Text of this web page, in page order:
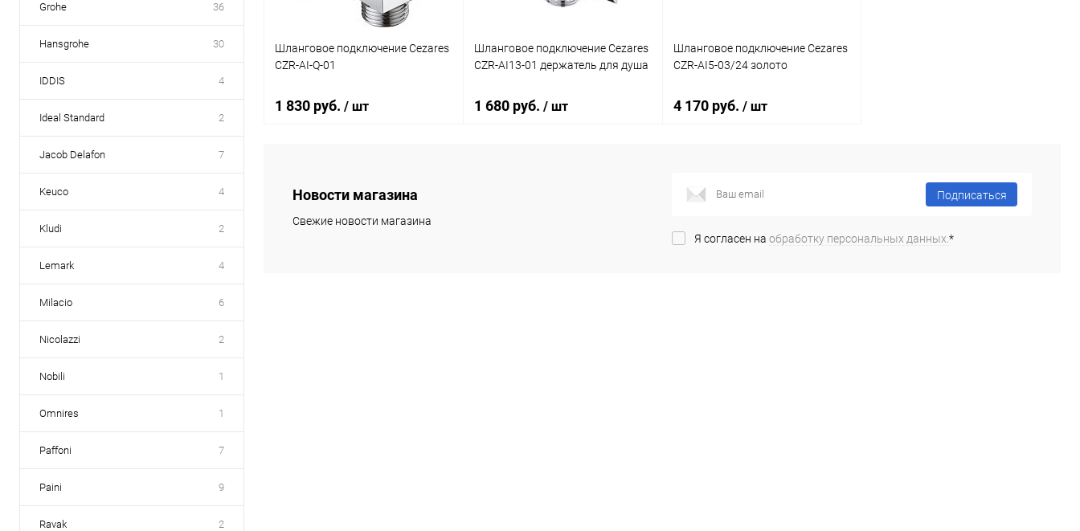
Grohe 36
Hansgrohe 30
IDDIS 4
Ideal Standard 2
Jacob Delafon 7
Keuco 4
Kludi 2
Lemark 4
Milacio 6
Nicolazzi 2
Nobili 1
Omnires 1
Paffoni 7
Paini 9
Ravak 2
Шланговое подключение Cezares
CZR-AI-Q-01
1 830 руб. / шт
Купить в 1 клик
Шланговое подключение Cezares
CZR-AI13-01 держатель для душа
1 680 руб. / шт
Шланговое подключение Cezares
CZR-AI5-03/24 золото
4 170 руб. / шт
В избранное Под заказ
Новости магазина
Свежие новости магазина
Подписаться
Я согласен на обработку персональных данных. *